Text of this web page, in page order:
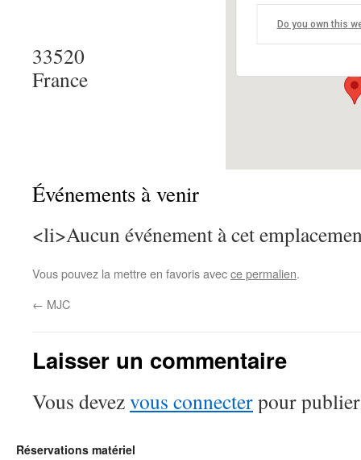
Do you own this
33520
France
Événements à venir
<li>Aucun événement à cet
Vous pouvez la mettre en favoris avecce permalien.
← MJC
Laisser un commentaire
Vous devezvous connecterpour
Réservations matériel